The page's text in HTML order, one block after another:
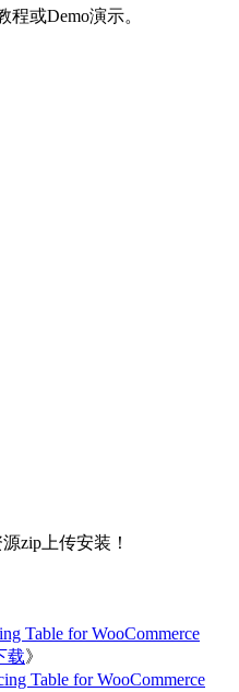
或Demo演示。
zip上传安装！
Table for WooCommerce
载》
Table for WooCommerce